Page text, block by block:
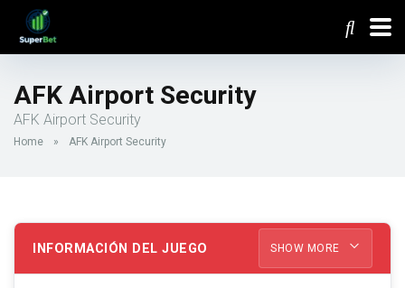
AFK Airport Security
AFK Airport Security
Home » AFK Airport Security
INFORMACIÓN DEL JUEGO SHOW MORE